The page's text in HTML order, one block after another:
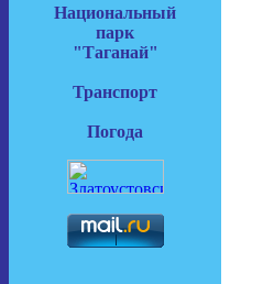
Национальный
парк
"Таганай"
Транспорт
Погода